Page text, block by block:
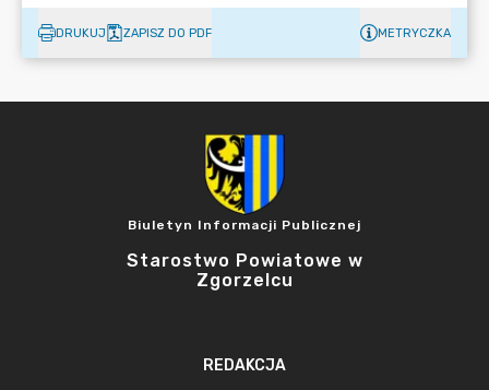
DRUKUJ ZAPISZ DO PDF METRYCZKA
Biuletyn Informacji Publicznej
Starostwo Powiatowe w
Zgorzelcu
REDAKCJA